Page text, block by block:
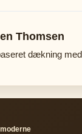
Thomsen
dækning